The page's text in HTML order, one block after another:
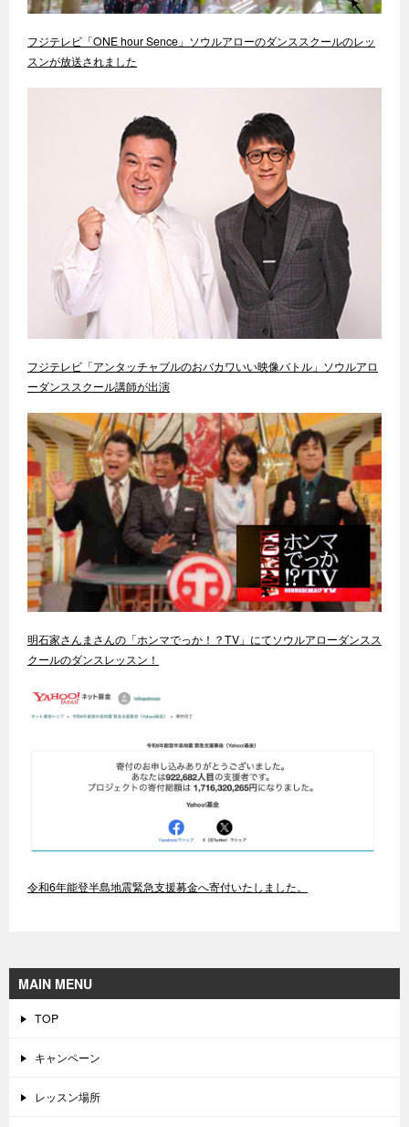
フジテレビ「ONE hour Sence」ソウルアローのダンススクールのレッ
スンが放送されました
フジテレビ「アンタッチャブルのおバカワいい映像バトル」ソウルアロ
ーダンススクール講師が出演
明石家さんまさんの「ホンマでっか！？TV」にてソウルアローダンスス
クールのダンスレッスン！
令和6年能登半島地震緊急支援募金へ寄付いたしました。
MAIN MENU
TOP
キャンペーン
レッスン場所